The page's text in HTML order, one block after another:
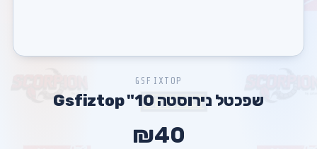
GSFIXTOP
שפכטל נירוסטה 10" Gsfiztop
₪40